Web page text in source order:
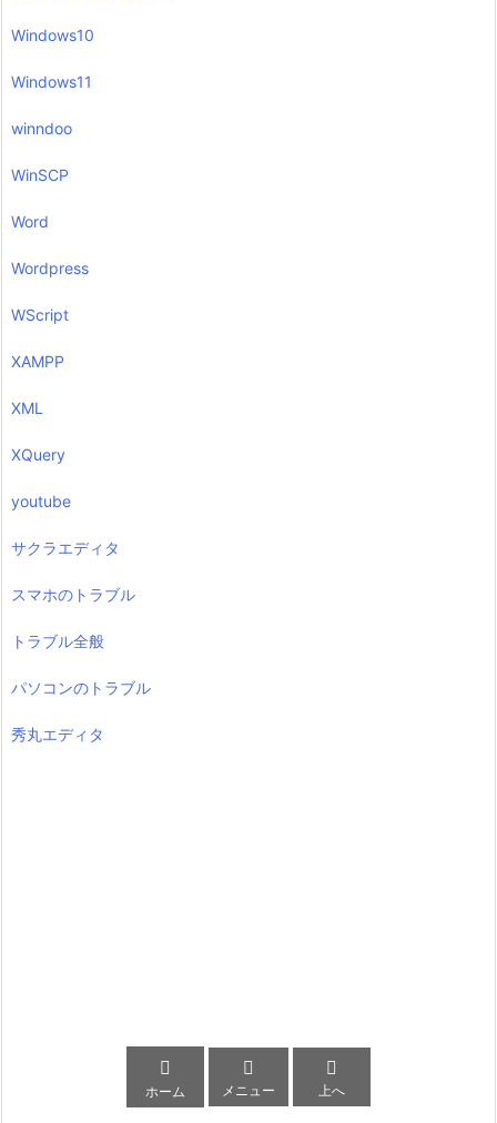
Windows10
Windows11
winndoo
WinSCP
Word
Wordpress
WScript
XAMPP
XML
XQuery
youtube
サクラエディタ
スマホのトラブル
トラブル全般
パソコンのトラブル
秀丸エディタ

ホーム

メニュー

上へ